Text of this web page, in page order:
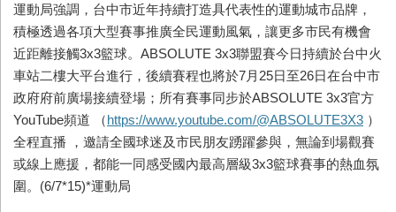
運動局強調，台中市近年持續打造具代表性的運動城市品牌，
積極透過各項大型賽事推廣全民運動風氣，讓更多市民有機會
近距離接觸3x3籃球。ABSOLUTE 3x3聯盟賽今日持續於台中火
車站二樓大平台進行，後續賽程也將於7月25日至26日在台中市
政府府前廣場接續登場；所有賽事同步於ABSOLUTE 3x3官方
YouTube頻道 （https://www.youtube.com/@ABSOLUTE3X3 ）
全程直播 ，邀請全國球迷及市民朋友踴躍參與，無論到場觀賽
或線上應援，都能一同感受國內最高層級3x3籃球賽事的熱血氛
圍。(6/7*15)*運動局